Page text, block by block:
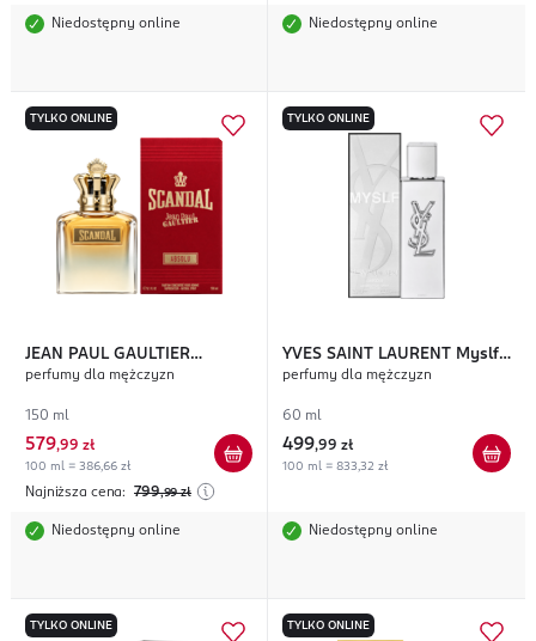
Niedostępny online Niedostępny online
TYLKO ONLINE
JEAN PAUL GAULTIER
Scandal Absolu
perfumy dla mężczyzn
150 ml
579,99 zł
100 ml = 386,66 zł
Najniższa cena: 799,99 zł
Niedostępny online
TYLKO ONLINE
YVES SAINT LAURENT Myslf
L'Absolu
perfumy dla mężczyzn
60 ml
499,99 zł
100 ml = 833,32 zł
Niedostępny online
TYLKO ONLINE TYLKO ONLINE